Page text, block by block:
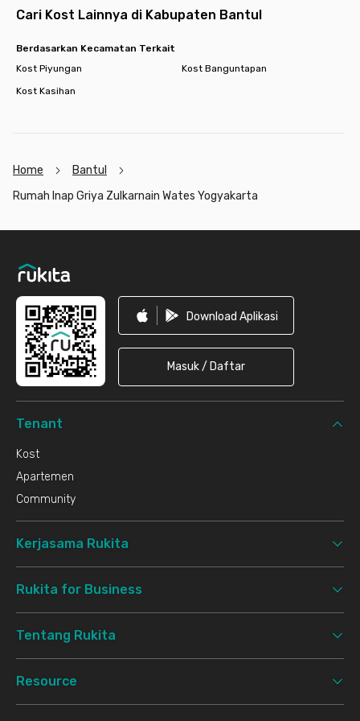
Cari kost lain di Yogyakarta.
Cari Kost Lainnya di Kabupaten Bantul
Berdasarkan Kecamatan Terkait
Kost Piyungan
Kost Banguntapan
Kost Kasihan
Home
Bantul
Rumah Inap Griya Zulkarnain Wates Yogyakarta
Download Aplikasi
Masuk / Daftar
Tenant
Kost
Apartemen
Community
Kerjasama Rukita
Rukita for Business
Tentang Rukita
Resource